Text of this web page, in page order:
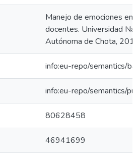
Manejo de emociones en
docentes. Universidad
Autónoma de Chota,
info:eu-repo/semantics/
info:eu-repo/semantics/
80628458
46941699